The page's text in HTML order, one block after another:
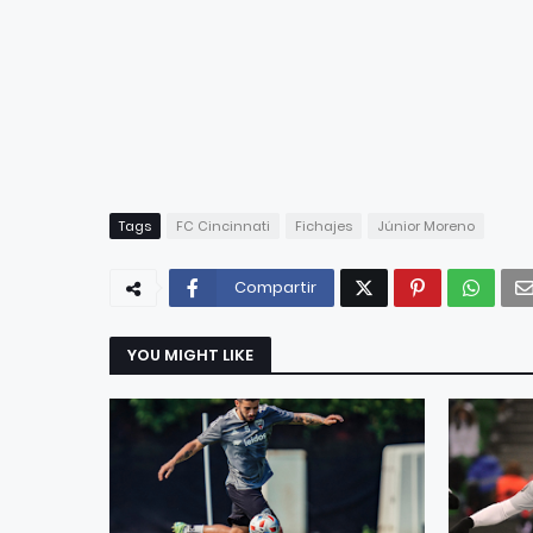
Tags FC Cincinnati Fichajes Júnior Moreno
Compartir
YOU MIGHT LIKE